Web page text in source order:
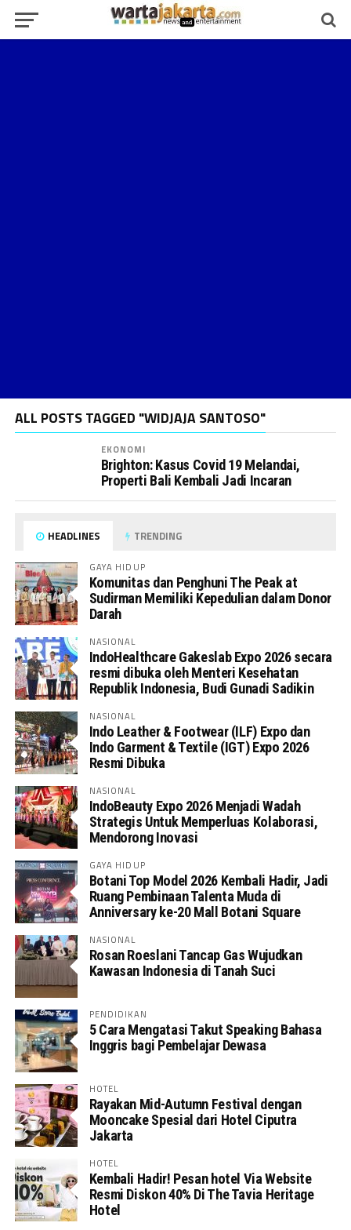
ALL POSTS TAGGED "WIDJAJA SANTOSO"
EKONOMI
Brighton: Kasus Covid 19 Melandai,
Properti Bali Kembali Jadi Incaran
HEADLINES TRENDING
GAYA HIDUP
Komunitas dan Penghuni The Peak at
Sudirman Memiliki Kepedulian dalam Donor
Darah
NASIONAL
IndoHealthcare Gakeslab Expo 2026 secara
resmi dibuka oleh Menteri Kesehatan
Republik Indonesia, Budi Gunadi Sadikin
NASIONAL
Indo Leather & Footwear (ILF) Expo dan
Indo Garment & Textile (IGT) Expo 2026
Resmi Dibuka
NASIONAL
IndoBeauty Expo 2026 Menjadi Wadah
Strategis Untuk Memperluas Kolaborasi,
Mendorong Inovasi
GAYA HIDUP
Botani Top Model 2026 Kembali Hadir, Jadi
Ruang Pembinaan Talenta Muda di
Anniversary ke-20 Mall Botani Square
NASIONAL
Rosan Roeslani Tancap Gas Wujudkan
Kawasan Indonesia di Tanah Suci
PENDIDIKAN
5 Cara Mengatasi Takut Speaking Bahasa
Inggris bagi Pembelajar Dewasa
HOTEL
Rayakan Mid-Autumn Festival dengan
Mooncake Spesial dari Hotel Ciputra
Jakarta
HOTEL
Kembali Hadir! Pesan hotel Via Website
Resmi Diskon 40% Di The Tavia Heritage
Hotel